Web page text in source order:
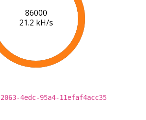
88000
21.3 kH/s
4edc-95a4-11efaf4acc35